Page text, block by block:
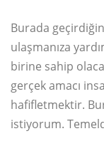
Burada
ulaşmanıza
birine sahip
gerçek amacı
hafifletmektir.
istiyorum.